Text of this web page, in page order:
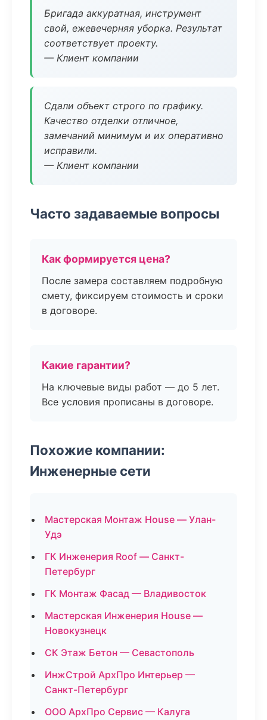
Бригада аккуратная, инструмент
свой, ежевечерняя уборка. Результат
соответствует проекту.
— Клиент компании
Сдали объект строго по графику.
Качество отделки отличное,
замечаний минимум и их оперативно
исправили.
— Клиент компании
Часто задаваемые вопросы
Как формируется цена?
После замера составляем подробную
смету, фиксируем стоимость и сроки
в договоре.
Какие гарантии?
На ключевые виды работ — до 5 лет.
Все условия прописаны в договоре.
Похожие компании:
Инженерные сети
Мастерская Монтаж House — Улан-
Удэ
ГК Инженерия Roof — Санкт-
Петербург
ГК Монтаж Фасад — Владивосток
Мастерская Инженерия House —
Новокузнецк
СК Этаж Бетон — Севастополь
ИнжСтрой АрхПро Интерьер —
Санкт-Петербург
ООО АрхПро Сервис — Калуга